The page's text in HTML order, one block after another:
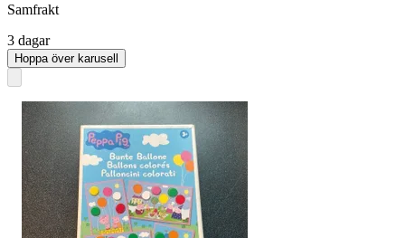
Samfrakt
3 dagar
Hoppa över karusell